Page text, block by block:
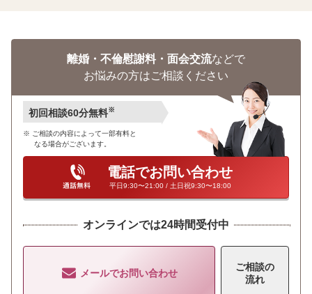
離婚・不倫慰謝料・面会交流などで
お悩みの方はご相談ください
初回相談60分無料※
ご相談の内容によって一部有料と
なる場合がございます。
電話でお問い合わせ
平日9:30〜21:00 / 土日祝9:30〜18:00
オンラインでは24時間受付中
メールでお問い合わせ
ご相談の
流れ